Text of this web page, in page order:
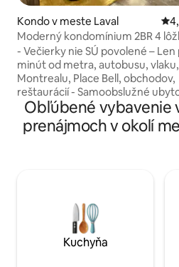
Kondo v meste Laval
Moderný kondomínium 2BR 4
klimatizácia Wi-Fi bezplatné
- Večierky nie SÚ povolené – Len
minút od metra, autobusu, vlaku,
Montrealu, Place Bell, obchodov,
reštaurácií - Samoobslužné
Moderný apartmán, slnečný,
800 Mbit/s, 55-palcový 4K smart
televízor so službou Netflix,
bezplatné parkovanie a bezplatné
parkovanie na ulici – Klimatizácia a
výmenník vzduchu s HEPA filtrom
Tichá oblasť v blízkosti parkov,
Obľúbené vybavenie
prenájmoch v okolí
Kuchyňa